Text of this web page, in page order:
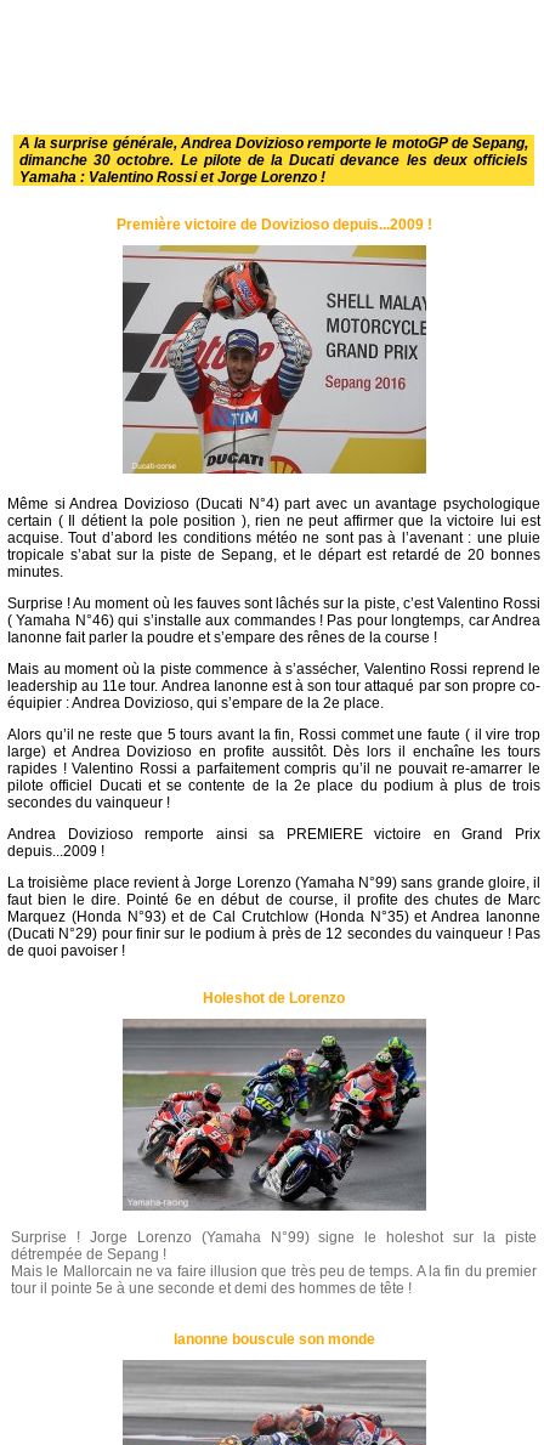
A la surprise générale, Andrea Dovizioso remporte le motoGP de Sepang,
dimanche 30 octobre. Le pilote de la Ducati devance les deux officiels
Yamaha : Valentino Rossi et Jorge Lorenzo !
Première victoire de Dovizioso depuis...2009 !
Même si Andrea Dovizioso (Ducati N°4) part avec un avantage psychologique
certain ( Il détient la pole position ), rien ne peut affirmer que la victoire lui est
acquise. Tout d’abord les conditions météo ne sont pas à l’avenant : une pluie
tropicale s’abat sur la piste de Sepang, et le départ est retardé de 20 bonnes
minutes.
Surprise ! Au moment où les fauves sont lâchés sur la piste, c’est Valentino Rossi
( Yamaha N°46) qui s’installe aux commandes ! Pas pour longtemps, car Andrea
Ianonne fait parler la poudre et s’empare des rênes de la course !
Mais au moment où la piste commence à s’assécher, Valentino Rossi reprend le
leadership au 11e tour. Andrea Ianonne est à son tour attaqué par son propre co-
équipier : Andrea Dovizioso, qui s’empare de la 2e place.
Alors qu’il ne reste que 5 tours avant la fin, Rossi commet une faute ( il vire trop
large) et Andrea Dovizioso en profite aussitôt. Dès lors il enchaîne les tours
rapides ! Valentino Rossi a parfaitement compris qu’il ne pouvait re-amarrer le
pilote officiel Ducati et se contente de la 2e place du podium à plus de trois
secondes du vainqueur !
Andrea Dovizioso remporte ainsi sa PREMIERE victoire en Grand Prix
depuis...2009 !
La troisième place revient à Jorge Lorenzo (Yamaha N°99) sans grande gloire, il
faut bien le dire. Pointé 6e en début de course, il profite des chutes de Marc
Marquez (Honda N°93) et de Cal Crutchlow (Honda N°35) et Andrea Ianonne
(Ducati N°29) pour finir sur le podium à près de 12 secondes du vainqueur ! Pas
de quoi pavoiser !
Holeshot de Lorenzo
Surprise ! Jorge Lorenzo (Yamaha N°99) signe le holeshot sur la piste
détrempée de Sepang !
Mais le Mallorcain ne va faire illusion que très peu de temps. A la fin du premier
tour il pointe 5e à une seconde et demi des hommes de tête !
Ianonne bouscule son monde